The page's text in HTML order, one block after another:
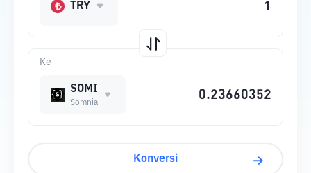
Ke
SOMI
Somnia
TRY
Konversi